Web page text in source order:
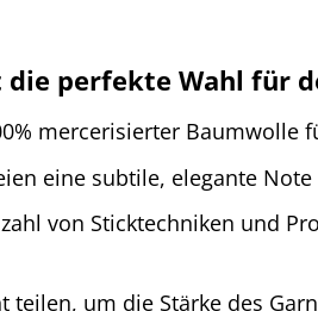
die perfekte Wahl für
mercerisierter Baumwolle
eine subtile, elegante
von Sticktechniken und
teilen, um die Stärke des